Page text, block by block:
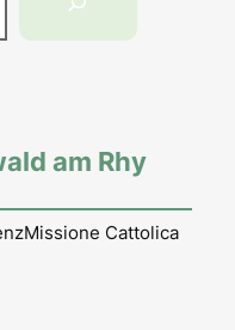
am Rhy
Missione Cattolica